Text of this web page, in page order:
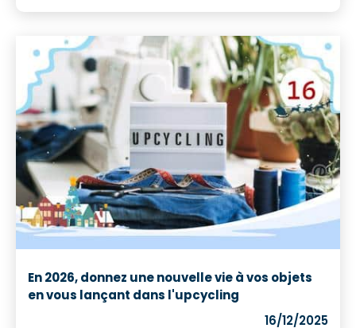
En 2026, donnez une nouvelle vie à vos objets
en vous lançant dans l'upcycling
16/12/2025